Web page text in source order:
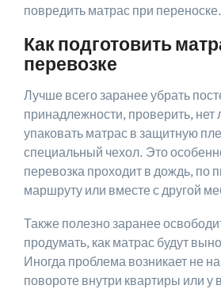
повредить матрас при переноске.
Как подготовить
перевозке
Лучше всего заранее убрать
принадлежности, проверить, нет
упаковать матрас в защитную
специальный чехол. Это
перевозка проходит в дождь, по
маршруту или вместе с другой
Также полезно заранее
продумать, как матрас будут
Иногда проблема возникает не
повороте внутри квартиры или у